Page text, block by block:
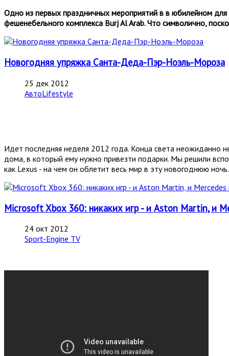
Одно из первых праздничных мероприятий в в юбилейном
фешенебельного комплекса Burj Al Arab. Что символично,
Новогодняя упряжка Санта-Деда-Пэр-Ноэль-Мороза
25 дек 2012
АвтоLifestyle
Идет последняя неделя 2012 года. Конца света
дома, в который ему нужно привезти подарки. Мы решили
как Lexus - на чем он облетит весь мир в эту новогоднюю ночь.
Microsoft Xbox 360: никаких игр - и Aston Martin, и
24 окт 2012
Sport-Engine TV